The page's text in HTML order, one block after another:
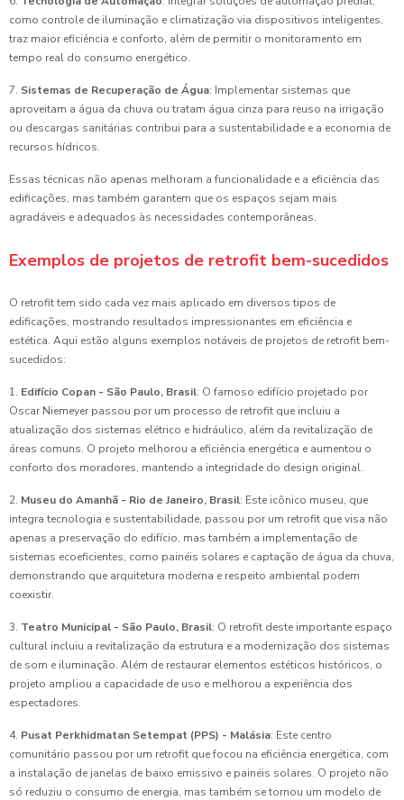
como controle de iluminação e climatização via dispositivos inteligentes,
traz maior eficiência e conforto, além de permitir o monitoramento em
tempo real do consumo energético.
7. Sistemas de Recuperação de Água: Implementar sistemas que
aproveitam a água da chuva ou tratam água cinza para reuso na irrigação
ou descargas sanitárias contribui para a sustentabilidade e a economia de
recursos hídricos.
Essas técnicas não apenas melhoram a funcionalidade e a eficiência das
edificações, mas também garantem que os espaços sejam mais
agradáveis e adequados às necessidades contemporâneas.
Exemplos de projetos de retrofit bem-sucedidos
O retrofit tem sido cada vez mais aplicado em diversos tipos de
edificações, mostrando resultados impressionantes em eficiência e
estética. Aqui estão alguns exemplos notáveis de projetos de retrofit bem-
sucedidos:
1. Edifício Copan - São Paulo, Brasil: O famoso edifício projetado por
Oscar Niemeyer passou por um processo de retrofit que incluiu a
atualização dos sistemas elétrico e hidráulico, além da revitalização de
áreas comuns. O projeto melhorou a eficiência energética e aumentou o
conforto dos moradores, mantendo a integridade do design original.
2. Museu do Amanhã - Rio de Janeiro, Brasil: Este icônico museu, que
integra tecnologia e sustentabilidade, passou por um retrofit que visa não
apenas a preservação do edifício, mas também a implementação de
sistemas ecoeficientes, como painéis solares e captação de água da chuva,
demonstrando que arquitetura moderna e respeito ambiental podem
coexistir.
3. Teatro Municipal - São Paulo, Brasil: O retrofit deste importante espaço
cultural incluiu a revitalização da estrutura e a modernização dos sistemas
de som e iluminação. Além de restaurar elementos estéticos históricos, o
projeto ampliou a capacidade de uso e melhorou a experiência dos
espectadores.
4. Pusat Perkhidmatan Setempat (PPS) - Malásia: Este centro
comunitário passou por um retrofit que focou na eficiência energética, com
a instalação de janelas de baixo emissivo e painéis solares. O projeto não
só reduziu o consumo de energia, mas também se tornou um modelo de